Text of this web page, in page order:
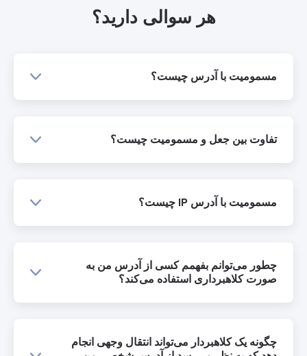
هر سوالی دارید؟
مسمومیت با آدرس چیست؟
تفاوت بین جعل و مسمومیت چیست؟
مسمومیت با آدرس IP چیست؟
چطور می‌توانم بفهمم کسی از آدرس من به
صورت کلاهبرداری استفاده می‌کند؟
چگونه یک کلاهبردار می‌تواند انتقال وجهی انجام